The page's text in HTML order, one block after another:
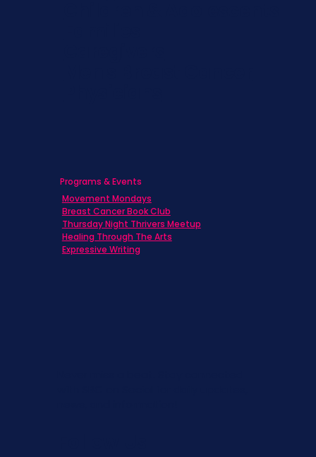
Programs & Events
Movement Mondays
Breast Cancer Book Club
Thursday Night Thrivers Meetup
Healing Through The Arts
Expressive Writing